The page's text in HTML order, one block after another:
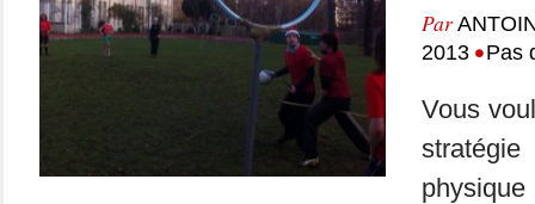
Par
2013 •Pas
Vous